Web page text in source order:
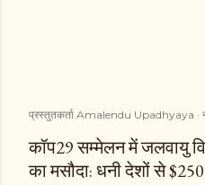
प्रस्तुतकर्ता Amalendu Upadhyaya
कॉप29 सम्मेलन में जलवायु
का मसौदा: धनी देशों से